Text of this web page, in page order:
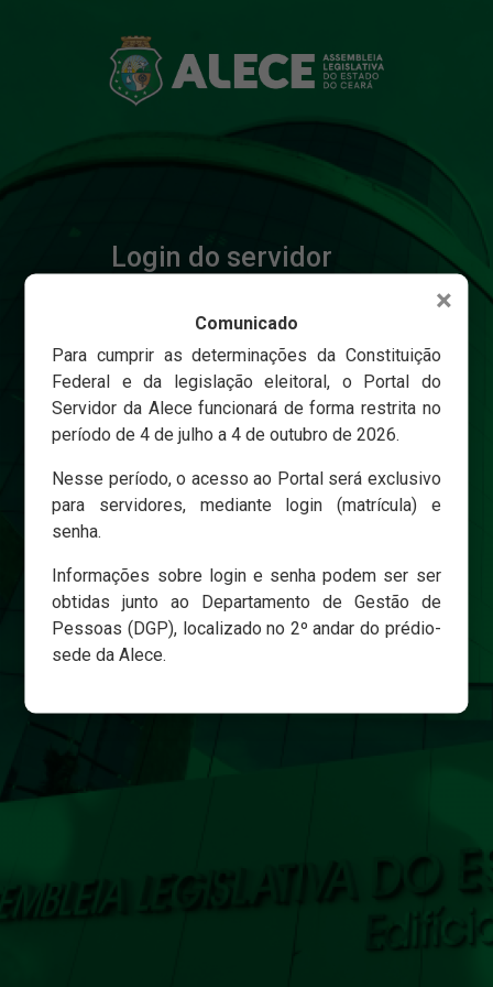
Login do servidor
Senha
Esqueci minha senha
×
Comunicado
Para cumprir as determinações da Constituição
Federal e da legislação eleitoral, o Portal do
Servidor da Alece funcionará de forma restrita no
período de 4 de julho a 4 de outubro de 2026.
Nesse período, o acesso ao Portal será exclusivo
para servidores, mediante login (matrícula) e
senha.
Informações sobre login e senha podem ser ser
obtidas junto ao Departamento de Gestão de
Pessoas (DGP), localizado no 2º andar do prédio-
sede da Alece.